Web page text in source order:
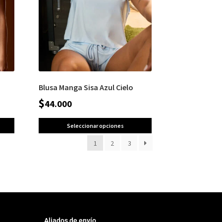
Blusa Manga Sisa Azul Cielo
$44.000
Seleccionar opciones
1 2 3